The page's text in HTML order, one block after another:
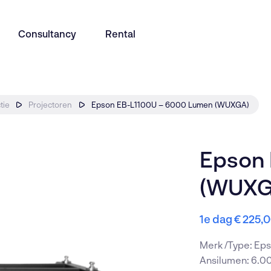
Consultancy Rental
085 246
Projectoren Epson EB-L1100U – 6000 Lumen (WUXGA)
Epson
1e dag€
Merk /Type:
Ansilumen: